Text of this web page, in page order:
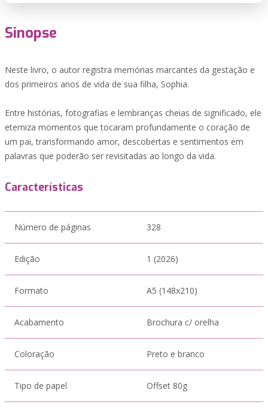
Sinopse
Neste livro, o autor registra memórias marcantes da gestação e
dos primeiros anos de vida de sua filha, Sophia.
Entre histórias, fotografias e lembranças cheias de significado, ele
eterniza momentos que tocaram profundamente o coração de
um pai, transformando amor, descobertas e sentimentos em
palavras que poderão ser revisitadas ao longo da vida.
Características
Número de páginas 328
Edição 1 (2026)
Formato A5 (148x210)
Acabamento Brochura c/ orelha
Coloração Preto e branco
Tipo de papel Offset 80g